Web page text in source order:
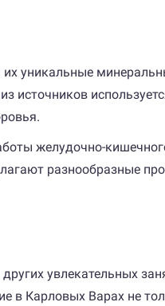
уникальные
желудочно-
разнообразные
увлекательных
в Карловых Варах не